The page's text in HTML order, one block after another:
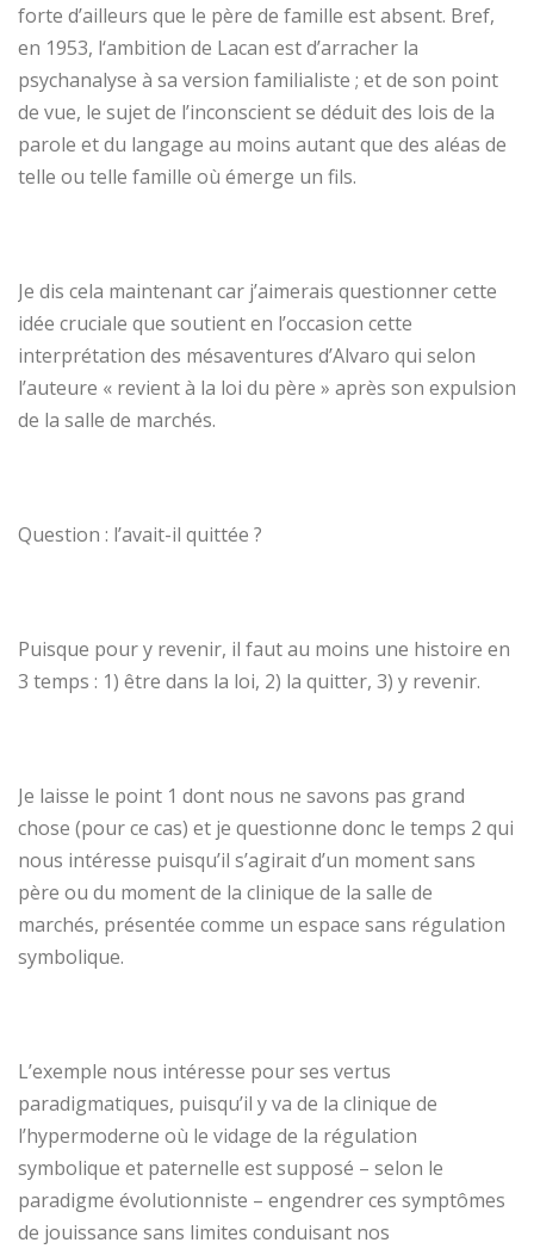
forte d’ailleurs que le père de famille est absent. Bref,
en 1953, l‘ambition de Lacan est d’arracher la
psychanalyse à sa version familialiste ; et de son point
de vue, le sujet de l’inconscient se déduit des lois de la
parole et du langage au moins autant que des aléas de
telle ou telle famille où émerge un fils.
Je dis cela maintenant car j’aimerais questionner cette
idée cruciale que soutient en l’occasion cette
interprétation des mésaventures d’Alvaro qui selon
l’auteure « revient à la loi du père » après son expulsion
de la salle de marchés.
Question : l’avait-il quittée ?
Puisque pour y revenir, il faut au moins une histoire en
3 temps : 1) être dans la loi, 2) la quitter, 3) y revenir.
Je laisse le point 1 dont nous ne savons pas grand
chose (pour ce cas) et je questionne donc le temps 2 qui
nous intéresse puisqu’il s’agirait d’un moment sans
père ou du moment de la clinique de la salle de
marchés, présentée comme un espace sans régulation
symbolique.
L’exemple nous intéresse pour ses vertus
paradigmatiques, puisqu’il y va de la clinique de
l’hypermoderne où le vidage de la régulation
symbolique et paternelle est supposé – selon le
paradigme évolutionniste – engendrer ces symptômes
de jouissance sans limites conduisant nos